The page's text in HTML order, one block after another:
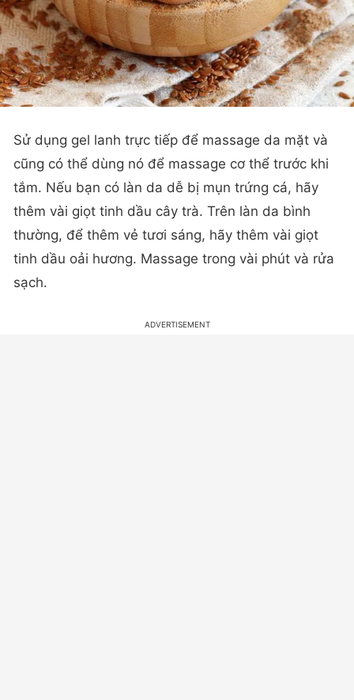
Sử dụng gel lanh trực tiếp để massage da mặt và
cũng có thể dùng nó để massage cơ thể trước khi
tắm. Nếu bạn có làn da dễ bị mụn trứng cá, hãy
thêm vài giọt tinh dầu cây trà. Trên làn da bình
thường, để thêm vẻ tươi sáng, hãy thêm vài giọt
tinh dầu oải hương. Massage trong vài phút và rửa
sạch.